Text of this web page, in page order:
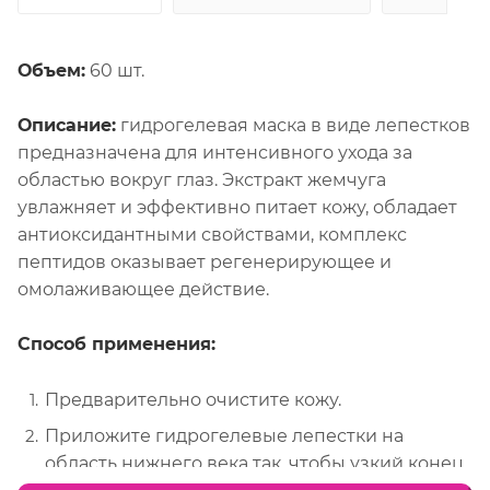
Объем: 60 шт.
Описание: гидрогелевая маска в виде лепестков
предназначена для интенсивного ухода за
областью вокруг глаз. Экстракт жемчуга
увлажняет и эффективно питает кожу, обладает
антиоксидантными свойствами, комплекс
пептидов оказывает регенерирующее и
омолаживающее действие.
Способ применения:
Предварительно очистите кожу.
Приложите гидрогелевые лепестки на
область нижнего века так, чтобы узкий конец